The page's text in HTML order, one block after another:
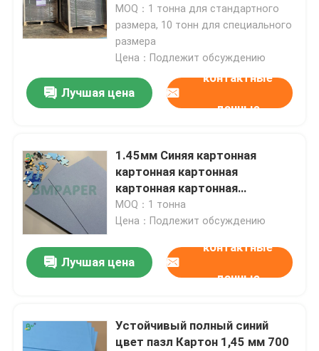
Бумага лоска шелка
Доска бумаги SBS
Покрытая двухшпиндельная доска
Доска вязки книги
Глянцевая бумага C2S
Бумага Крафт мешка
Упаковочная бумага еды
коробок для вина
MOQ：1 тонна для стандартного
размера, 10 тонн для специального
размера
Цена：Подлежит обсуждению
Лучшая цена
контактные
данные
1.45мм Синяя картонная
картонная картонная
картонная картонная
картонная картонная
картонная картонная
картонная картонная
картонная картонная
картонная картонная
картонная картонная картона
MOQ：1 тонна
Цена：Подлежит обсуждению
Лучшая цена
контактные
данные
Устойчивый полный синий
цвет пазл Картон 1,45 мм 700